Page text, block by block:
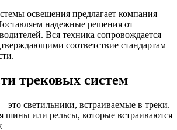
освещения предлагает компания
надежные решения от
Вся техника сопровождается
соответствие стандартам
трековых систем
светильники, встраиваемые в треки.
шины или рельсы, которые встраиваются